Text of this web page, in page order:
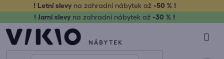
obsah
! Letní slevy na zahradní nábytek až-50 % !
! Jarní slevy na zahradní nábytek až -30 % !